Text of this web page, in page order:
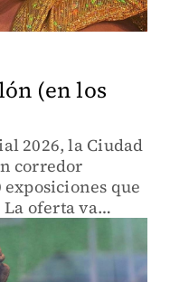
(en los
2026, la Ciudad
corredor
que
oferta va
Jumex hasta
‘Sportswashing’